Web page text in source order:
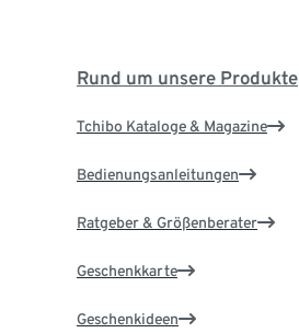
Rund um unsere Produkte
Tchibo Kataloge & Magazine
Bedienungsanleitungen
Ratgeber & Größenberater
Geschenkkarte
Geschenkideen